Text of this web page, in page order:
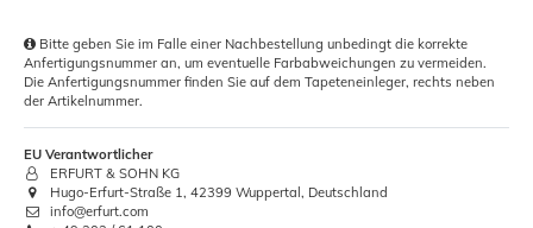
Bitte geben Sie im Falle einer Nachbestellung unbedingt die korrekte
Anfertigungsnummer an, um eventuelle Farbabweichungen zu vermeiden.
Die Anfertigungsnummer finden Sie auf dem Tapeteneinleger, rechts neben
der Artikelnummer.
EU Verantwortlicher
ERFURT & SOHN KG
Hugo-Erfurt-Straße 1, 42399 Wuppertal, Deutschland
info@erfurt.com